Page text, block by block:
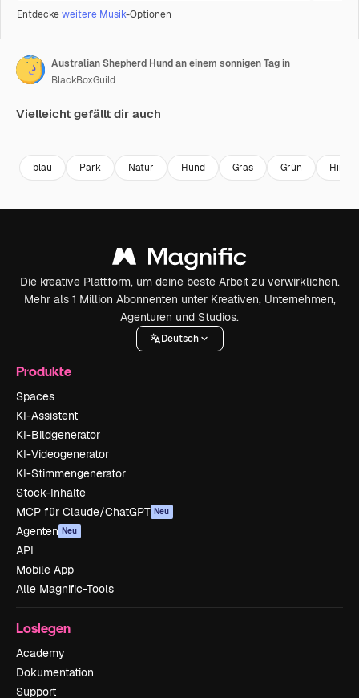
Entdeckeweitere Musik-Optionen
Australian Shepherd Hund an einem sonnigen Tag in
BlackBoxGuild
Vielleicht gefällt dir auch
blau Park Natur Hund Gras Grün
Die kreative Plattform, um deine beste Arbeit zu verwirklichen.
Mehr als 1 Million Abonnenten unter Kreativen, Unternehmen,
Agenturen und Studios.
Deutsch
Produkte
Spaces
KI-Assistent
KI-Bildgenerator
KI-Videogenerator
KI-Stimmengenerator
Stock-Inhalte
MCP für Claude/ChatGPT Neu
Agenten Neu
API
Mobile App
Alle Magnific-Tools
Loslegen
Academy
Dokumentation
Support